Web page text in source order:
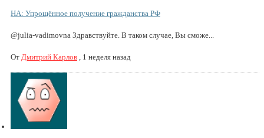
НА: Упрощённое получение гражданства РФ
@julia-vadimovna Здравствуйте. В таком случае, Вы сможе...
От Дмитрий Карлов 1 неделя назад